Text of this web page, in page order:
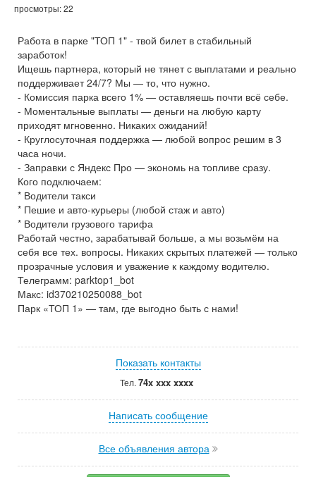
просмотры: 22
Работа в парке "ТОП 1" - твой билет в стабильный
заработок!
Ищешь партнера, который не тянет с выплатами и реально
поддерживает 24/7? Мы — то, что нужно.
- Комиссия парка всего 1% — оставляешь почти всё себе.
- Моментальные выплаты — деньги на любую карту
приходят мгновенно. Никаких ожиданий!
- Круглосуточная поддержка — любой вопрос решим в 3
часа ночи.
- Заправки с Яндекс Про — экономь на топливе сразу.
Кого подключаем:
* Водители такси
* Пешие и авто-курьеры (любой стаж и авто)
* Водители грузового тарифа
Работай честно, зарабатывай больше, а мы возьмём на
себя все тех. вопросы. Никаких скрытых платежей — только
прозрачные условия и уважение к каждому водителю.
Телеграмм: parktop1_bot
Макс: id370210250088_bot
Парк «ТОП 1» — там, где выгодно быть с нами!
Показать контакты
Тел. 74x xxx xxxx
Написать сообщение
Все объявления автора